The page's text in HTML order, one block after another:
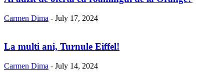
Carmen Dima - July 17, 2024
La multi ani, Turnule Eiffel!
Carmen Dima - July 14, 2024